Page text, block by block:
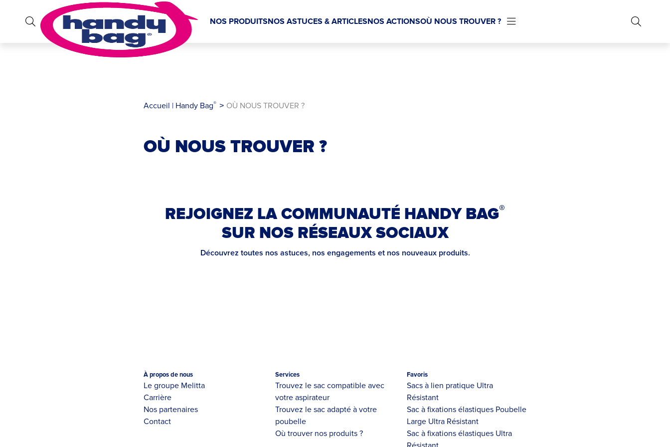
NOS PRODUITSNOS ASTUCES & ARTICLESNOS ACTIONSOÙ NOUS TROUVER ?
Accueil | Handy Bag® OÙ NOUS TROUVER ?
OÙ NOUS TROUVER ?
REJOIGNEZ LA COMMUNAUTÉ HANDY BAG®
SUR NOS RÉSEAUX SOCIAUX
Découvrez toutes nos astuces, nos engagements et nos nouveaux produits.
À propos de nous
Le groupe Melitta
Carrière
Nos partenaires
Contact
Services
Trouvez le sac compatible avec
votre aspirateur
Trouvez le sac adapté à votre
poubelle
Où trouver nos produits ?
Favoris
Sacs à lien pratique Ultra
Résistant
Sac à fixations élastiques Poubelle
Large Ultra Résistant
Sac à fixations élastiques Ultra